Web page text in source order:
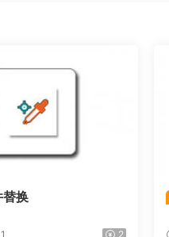
替换
2